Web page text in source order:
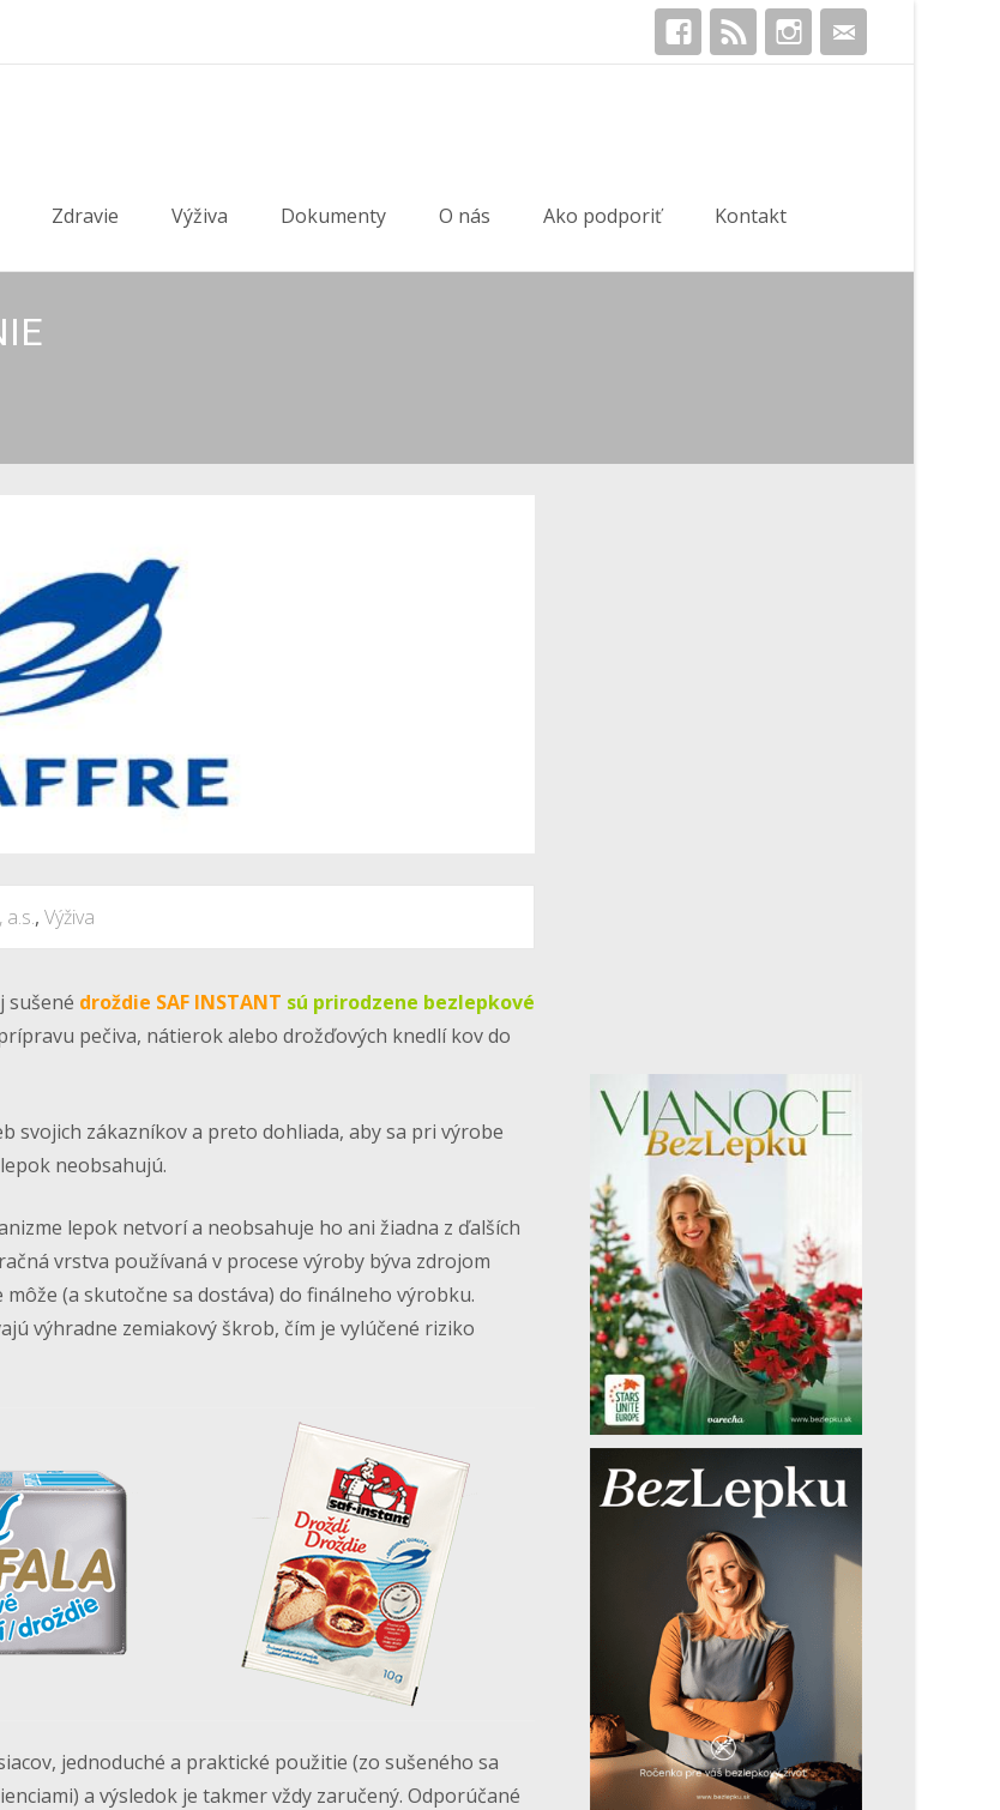
Zdravie Výživa Dokumenty O nás Ako podporiť Kontakt
, Výživa
sušené droždie SAF INSTANT sú prirodzene bezlepkové
pečiva, nátierok alebo drožďových knedlí kov do
svojich zákazníkov a preto dohliada, aby sa pri výrobe
neobsahujú.
lepok netvorí a neobsahuje ho ani žiadna z ďalších
vrstva používaná v procese výroby býva zdrojom
(a skutočne sa dostáva) do finálneho výrobku.
výhradne zemiakový škrob, čím je vylúčené riziko
jednoduché a praktické použitie (zo sušeného sa
a výsledok je takmer vždy zaručený. Odporúčané